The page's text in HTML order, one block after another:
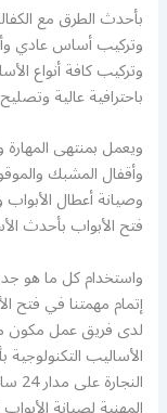
بأحدث الطرق مع
وتركيب أساس عادي
وتركيب كافة أنواع
باحترافية عالية
ويعمل بمنتهى
وأقفال المشبك
وصيانة أعطال
فتح الأبواب بأحدث
واستخدام كل ما هو
إتمام مهمتنا في
لدى فريق عمل مكون
الأساليب